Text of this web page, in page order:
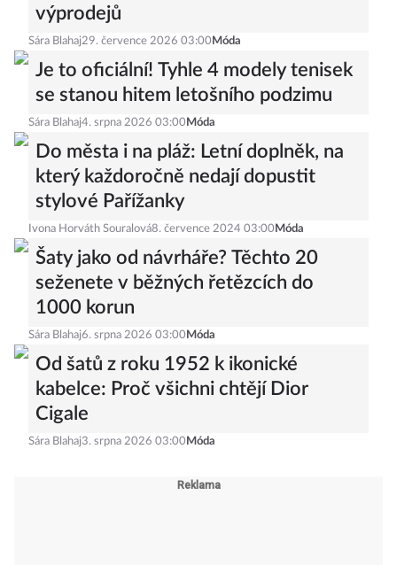
výprodejů
Sára Blahaj29. července 2026 03:00 Móda
Je to oficiální! Tyhle 4 modely tenisek
se stanou hitem letošního podzimu
Sára Blahaj4. srpna 2026 03:00 Móda
Do města i na pláž: Letní doplněk, na
který každoročně nedají dopustit
stylové Pařížanky
Ivona Horváth Souralová8. července 2024 03:00 Móda
Šaty jako od návrháře? Těchto 20
seženete v běžných řetězcích do
1000 korun
Sára Blahaj6. srpna 2026 03:00 Móda
Od šatů z roku 1952 k ikonické
kabelce: Proč všichni chtějí Dior
Cigale
Sára Blahaj3. srpna 2026 03:00 Móda